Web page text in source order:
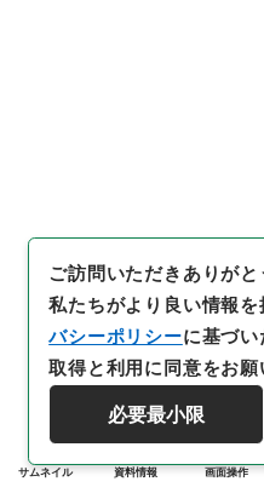
サムネイル 資料情報 画面操作
ご訪問いただきありがと
私たちがより良い情報を
バシーポリシーに基づ
取得と利用に同意をお願
必要最小限